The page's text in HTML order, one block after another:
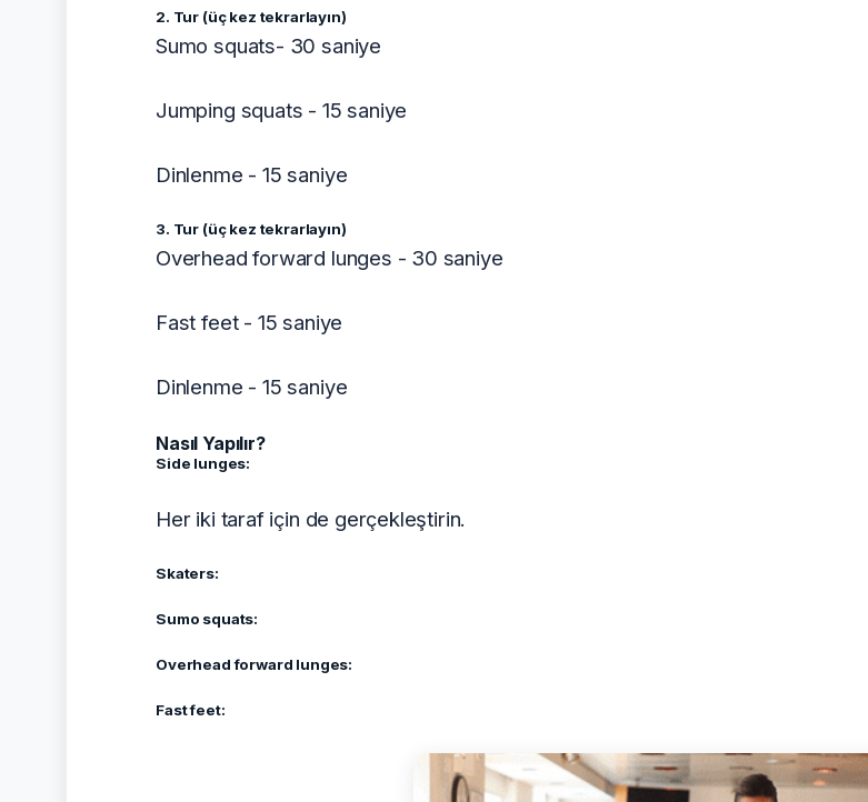
2. Tur (üç kez tekrarlayın)
Sumo squats- 30 saniye
Jumping squats - 15 saniye
Dinlenme - 15 saniye
3. Tur (üç kez tekrarlayın)
Overhead forward lunges - 30 saniye
Fast feet - 15 saniye
Dinlenme - 15 saniye
Nasıl Yapılır?
Side lunges:
Her iki taraf için de gerçekleştirin.
Skaters:
Sumo squats:
Overhead forward lunges:
Fast feet: